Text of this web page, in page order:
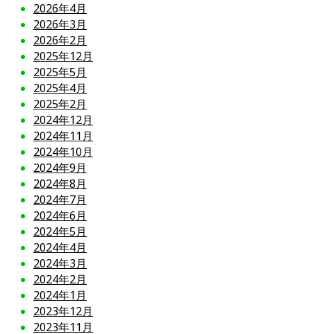
2026年4月
2026年3月
2026年2月
2025年12月
2025年5月
2025年4月
2025年2月
2024年12月
2024年11月
2024年10月
2024年9月
2024年8月
2024年7月
2024年6月
2024年5月
2024年4月
2024年3月
2024年2月
2024年1月
2023年12月
2023年11月